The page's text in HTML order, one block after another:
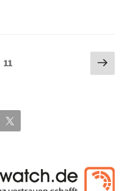
11